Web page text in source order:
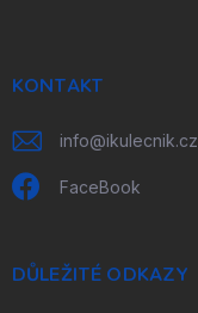
KONTAKT
info@ikulecnik.cz
FaceBook
DŮLEŽITÉ ODKAZY